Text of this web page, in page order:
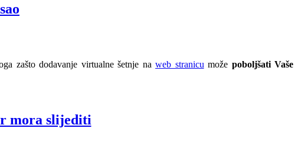
zašto dodavanje virtualne šetnje naweb stranicu može poboljšati Vaše
mora slijediti